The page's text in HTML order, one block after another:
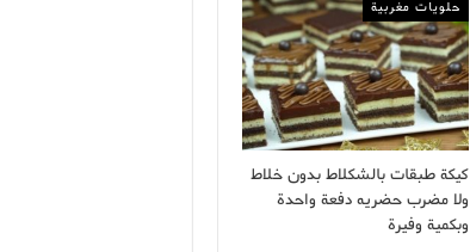
حلويات مغربية
كيكة طبقات بالشكلاط بدون خلاط
ولا مضرب حضريه دفعة واحدة
وبكمية وفيرة